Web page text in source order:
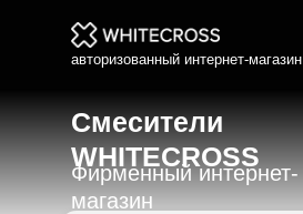
авторизованный интернет-магазин
Смесители
WHITECROSS
Фирменный интернет-
магазин